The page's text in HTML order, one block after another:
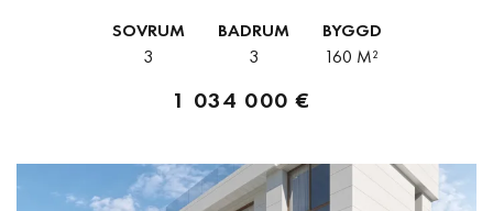
SOVRUM
3
BADRUM
3
BYGGD
160 M²
1 034 000 €